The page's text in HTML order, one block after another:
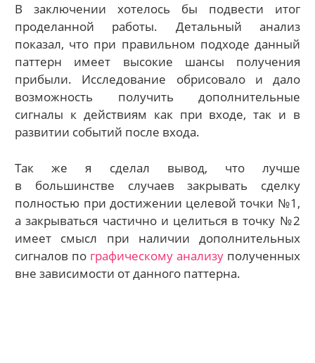
В заключении хотелось бы подвести итог
проделанной работы. Детальный анализ
показал, что при правильном подходе данный
паттерн имеет высокие шансы получения
прибыли. Исследование обрисовало и дало
возможность получить дополнительные
сигналы к действиям как при входе, так и в
развитии событий после входа.
Так же я сделал вывод, что лучше
в большинстве случаев закрывать сделку
полностью при достижении целевой точки №1,
а закрываться частично и целиться в точку №2
имеет смысл при наличии дополнительных
сигналов по графическому анализуполученных
вне зависимости от данного паттерна.